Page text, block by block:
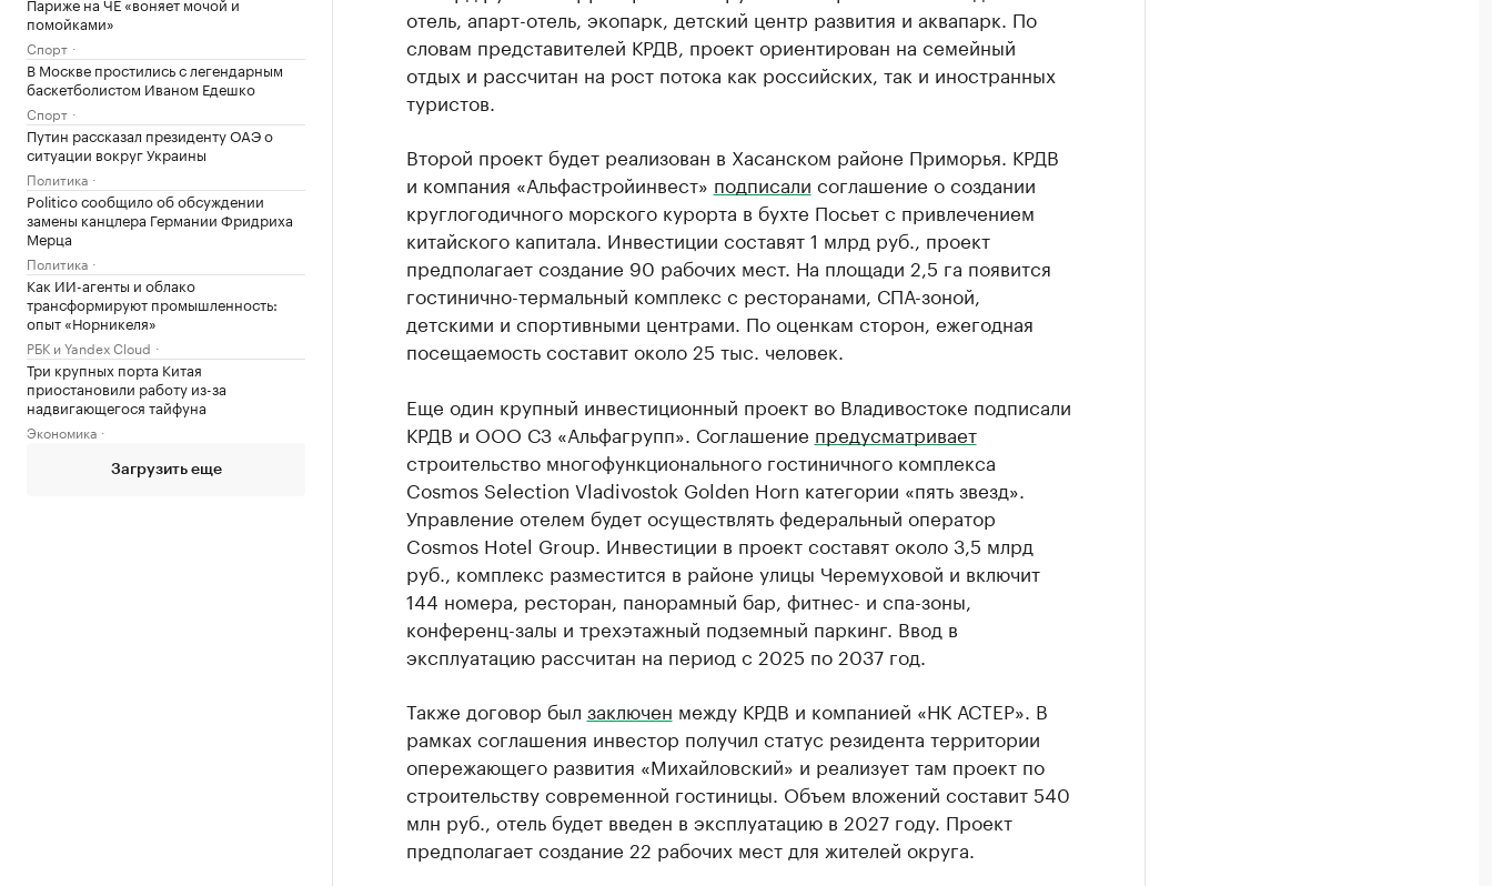
помойками»
Спорт
В Москве простились с легендарным
баскетболистом Иваном Едешко
Спорт
Путин рассказал президенту ОАЭ о
ситуации вокруг Украины
Политика
Politico сообщило об обсуждении
замены канцлера Германии Фридриха
Мерца
Политика
Как ИИ-агенты и облако
трансформируют промышленность:
опыт «Норникеля»
РБК и Yandex Cloud
Три крупных порта Китая
приостановили работу из-за
надвигающегося тайфуна
Экономика
Загрузить еще
отель, апарт-отель, экопарк, детский центр развития и аквапарк. По
словам представителей КРДВ, проект ориентирован на семейный
отдых и рассчитан на рост потока как российских, так и иностранных
туристов.
Второй проект будет реализован в Хасанском районе Приморья. КРДВ
и компания «Альфастройинвест» подписали соглашение о создании
круглогодичного морского курорта в бухте Посьет с привлечением
китайского капитала. Инвестиции составят 1 млрд руб., проект
предполагает создание 90 рабочих мест. На площади 2,5 га появится
гостинично-термальный комплекс с ресторанами, СПА-зоной,
детскими и спортивными центрами. По оценкам сторон, ежегодная
посещаемость составит около 25 тыс. человек.
Еще один крупный инвестиционный проект во Владивостоке подписали
КРДВ и ООО СЗ «Альфагрупп». Соглашение предусматривает
строительство многофункционального гостиничного комплекса
Cosmos Selection Vladivostok Golden Horn категории «пять звезд».
Управление отелем будет осуществлять федеральный оператор
Cosmos Hotel Group. Инвестиции в проект составят около 3,5 млрд
руб., комплекс разместится в районе улицы Черемуховой и включит
144 номера, ресторан, панорамный бар, фитнес- и спа-зоны,
конференц-залы и трехэтажный подземный паркинг. Ввод в
эксплуатацию рассчитан на период с 2025 по 2037 год.
Также договор был заключен между КРДВ и компанией «НК АСТЕР». В
рамках соглашения инвестор получил статус резидента территории
опережающего развития «Михайловский» и реализует там проект по
строительству современной гостиницы. Объем вложений составит 540
млн руб., отель будет введен в эксплуатацию в 2027 году. Проект
предполагает создание 22 рабочих мест для жителей округа.